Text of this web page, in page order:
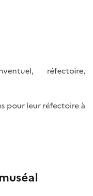
réfectoire,
pour leur réfectoire à